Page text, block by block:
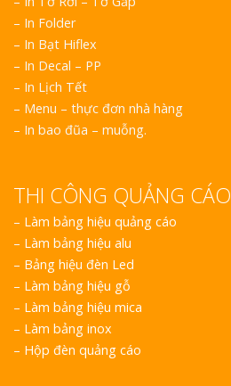
– In Folder
– In Bạt Hiflex
– In Decal – PP
– In Lịch Tết
– Menu – thực đơn nhà hàng
– In bao đũa – muỗng.
THI CÔNG QUẢNG CÁO
– Làm bảng hiệu quảng cáo
– Làm bảng hiệu alu
– Bảng hiệu đèn Led
– Làm bảng hiệu gỗ
– Làm bảng hiệu mica
– Làm bảng inox
– Hộp đèn quảng cáo